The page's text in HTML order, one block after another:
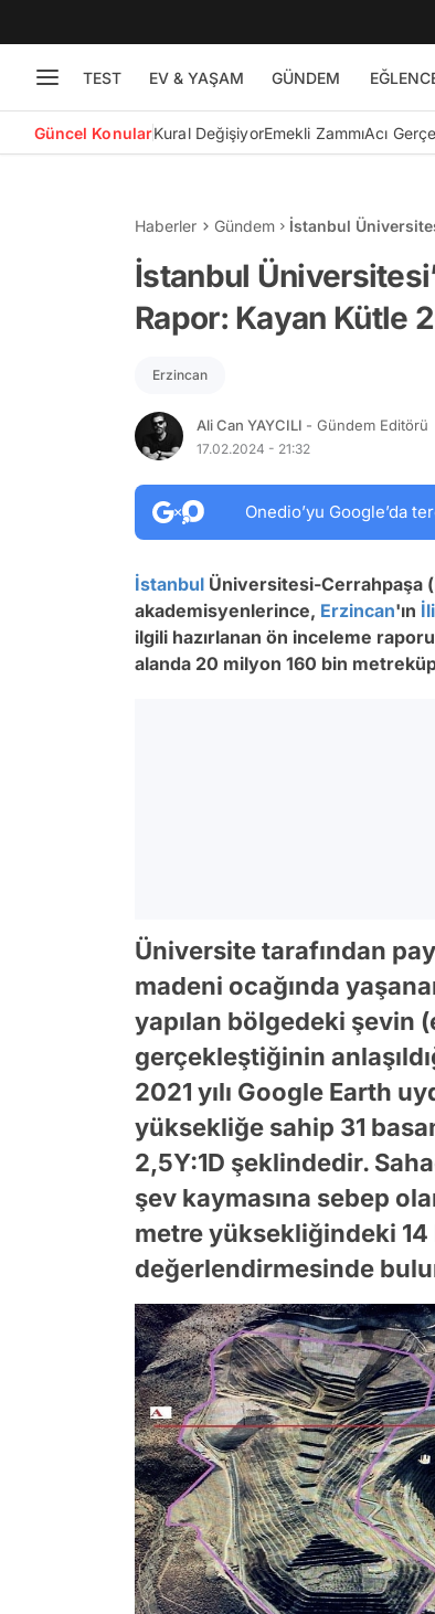
TEST EV & YAŞAM GÜNDEM
Güncel KonularKural DeğişiyorEmekli ZammıAcı
Haberler Gündem
İstanbul
İstanbul
Rapor: Kayan Kütle
Erzincan
Ali Can YAYCILI - Gündem Editörü
17.02.2024 - 21:32
Onedio’yu Google’da
İstanbul Üniversitesi-Cerrahpaşa
akademisyenlerince, Erzincan'ın
ilgili hazırlanan ön inceleme
alanda 20 milyon 160 bin
Üniversite tarafından
madeni ocağında
yapılan bölgedeki şevin
gerçekleştiğinin
2021 yılı Google Earth
yüksekliğe sahip 31
2,5Y:1D şeklindedir.
şev kaymasına sebep
metre yüksekliğindeki
değerlendirmesinde